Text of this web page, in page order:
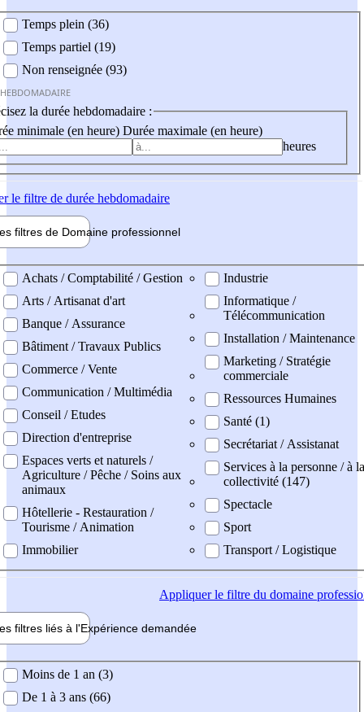
Temps plein (36)
Temps partiel (19)
Non renseignée (93)
la durée hebdomadaire :
minimale (en heure) Durée maximale (en heure)
heures
le filtre de durée hebdomadaire
filtres de Domaine professionnel
professionel
Achats / Comptabilité / Gestion
Arts / Artisanat d'art
Banque / Assurance
Bâtiment / Travaux Publics
Commerce / Vente
Communication / Multimédia
Conseil / Etudes
Direction d'entreprise
Espaces verts et naturels /
Agriculture / Pêche / Soins aux
animaux
Hôtellerie - Restauration /
Tourisme / Animation
Immobilier
Industrie
Informatique /
Télécommunication
Installation / Maintenance
Marketing / Stratégie
commerciale
Ressources Humaines
Santé (1)
Secrétariat / Assistanat
Services à la personne / à la
collectivité (147)
Spectacle
Sport
Transport / Logistique
Appliquerle filtre du domaine
filtres liés à l'Expérience demandée
demandée
Moins de 1 an (3)
De 1 à 3 ans (66)